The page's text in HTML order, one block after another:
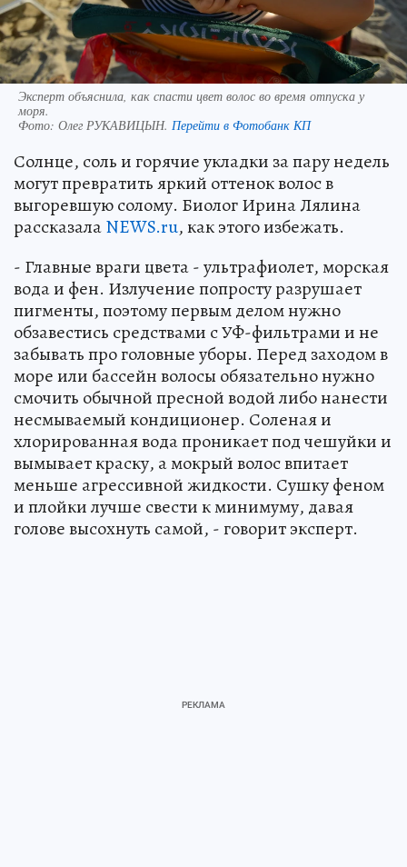
Эксперт объяснила, как спасти цвет волос во время отпуска у
моря.
Фото: Олег РУКАВИЦЫН. Перейти в Фотобанк КП
Солнце, соль и горячие укладки за пару недель
могут превратить яркий оттенок волос в
выгоревшую солому. Биолог Ирина Лялина
рассказалаNEWS.ru, как этого избежать.
- Главные враги цвета - ультрафиолет, морская
вода и фен. Излучение попросту разрушает
пигменты, поэтому первым делом нужно
обзавестись средствами с УФ-фильтрами и не
забывать про головные уборы. Перед заходом в
море или бассейн волосы обязательно нужно
смочить обычной пресной водой либо нанести
несмываемый кондиционер. Соленая и
хлорированная вода проникает под чешуйки и
вымывает краску, а мокрый волос впитает
меньше агрессивной жидкости. Сушку феном
и плойки лучше свести к минимуму, давая
голове высохнуть самой, - говорит эксперт.